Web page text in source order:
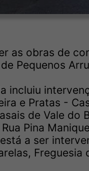
as obras de
Pequenos
incluiu
e Pratas -
de Vale do
Pina
a ser
Freguesia